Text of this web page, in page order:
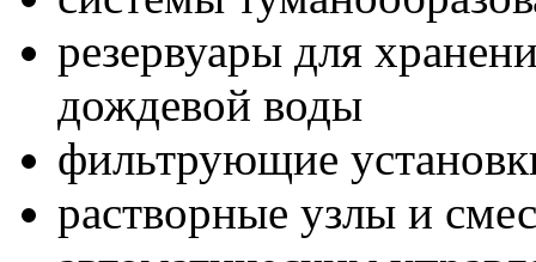
резервуары для
дождевой воды
фильтрующие
растворные узлы и